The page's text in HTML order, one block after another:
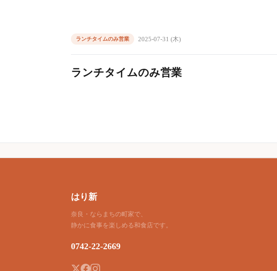
ランチタイムのみ営業 2025-07-31 (木)
ランチタイムのみ営業
はり新
奈良・ならまちの町家で、
静かに食事を楽しめる和食店です。
0742-22-2669